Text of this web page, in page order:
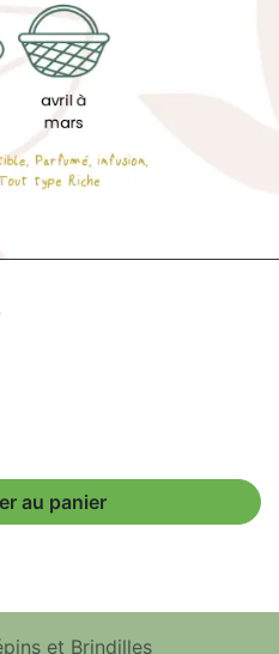
au panier
et Brindilles